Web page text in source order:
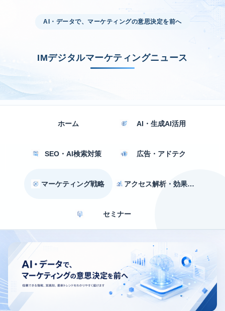
AI・データで、マーケティングの意思決定を前へ
IMデジタルマーケティングニュース
ホーム AI・生成AI活用
SEO・AI検索対策 広告・アドテク
マーケティング戦略 アクセス解析・効果測定
セミナー